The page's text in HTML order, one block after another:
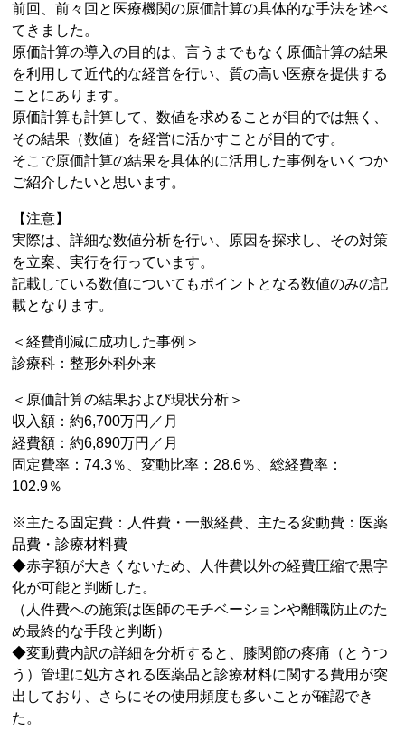
前回、前々回と医療機関の原価計算の具体的な手法を述べ
てきました。
原価計算の導入の目的は、言うまでもなく原価計算の結果
を利用して近代的な経営を行い、質の高い医療を提供する
ことにあります。
原価計算も計算して、数値を求めることが目的では無く、
その結果（数値）を経営に活かすことが目的です。
そこで原価計算の結果を具体的に活用した事例をいくつか
ご紹介したいと思います。
【注意】
実際は、詳細な数値分析を行い、原因を探求し、その対策
を立案、実行を行っています。
記載している数値についてもポイントとなる数値のみの記
載となります。
＜経費削減に成功した事例＞
診療科：整形外科外来
＜原価計算の結果および現状分析＞
収入額：約6,700万円／月
経費額：約6,890万円／月
固定費率：74.3％、変動比率：28.6％、総経費率：
102.9％
※主たる固定費：人件費・一般経費、主たる変動費：医薬
品費・診療材料費
◆赤字額が大きくないため、人件費以外の経費圧縮で黒字
化が可能と判断した。
（人件費への施策は医師のモチベーションや離職防止のた
め最終的な手段と判断）
◆変動費内訳の詳細を分析すると、膝関節の疼痛（とうつ
う）管理に処方される医薬品と診療材料に関する費用が突
出しており、さらにその使用頻度も多いことが確認でき
た。